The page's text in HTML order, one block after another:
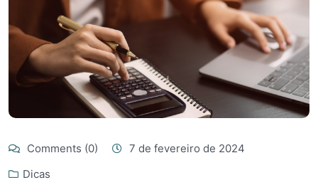
Comments (0)
7 de fevereiro de 2024
Dicas